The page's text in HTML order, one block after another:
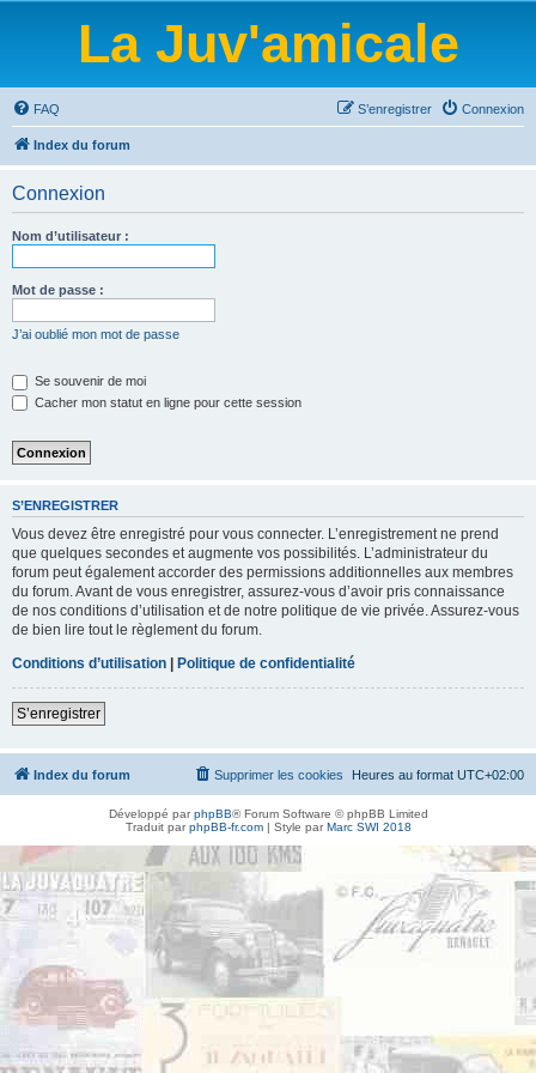
La Juv'amicale
FAQ Connexion
S’enregistrer
Index du forum
Connexion
Nom d’utilisateur :
Mot de passe :
J’ai oublié mon mot de passe
Se souvenir de moi
Cacher mon statut en ligne pour cette session
S’ENREGISTRER
Vous devez être enregistré pour vous connecter. L’enregistrement ne prend
que quelques secondes et augmente vos possibilités. L’administrateur du
forum peut également accorder des permissions additionnelles aux membres
du forum. Avant de vous enregistrer, assurez-vous d’avoir pris connaissance
de nos conditions d’utilisation et de notre politique de vie privée. Assurez-vous
de bien lire tout le règlement du forum.
Conditions d’utilisation | Politique de confidentialité
S’enregistrer
Index du forum Heures au format UTC+02:00
Supprimer les cookies
Développé parphpBB® Forum Software © phpBB Limited
Traduit parphpBB-fr.com| Style parMarc SWI 2018